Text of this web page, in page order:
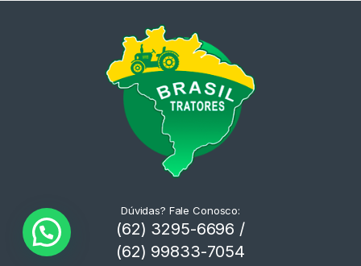
Dúvidas? Fale Conosco:
(62) 3295-6696 /
(62) 99833-7054